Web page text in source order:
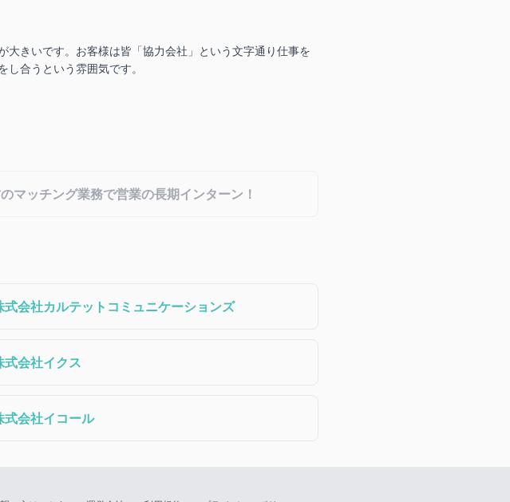
きいです。お客様は皆「協力会社」という文字通り仕事を
合うという雰囲気です。
マッチング業務で営業の長期インターン！
式会社カルテットコミュニケーションズ
式会社イクス
式会社イコール